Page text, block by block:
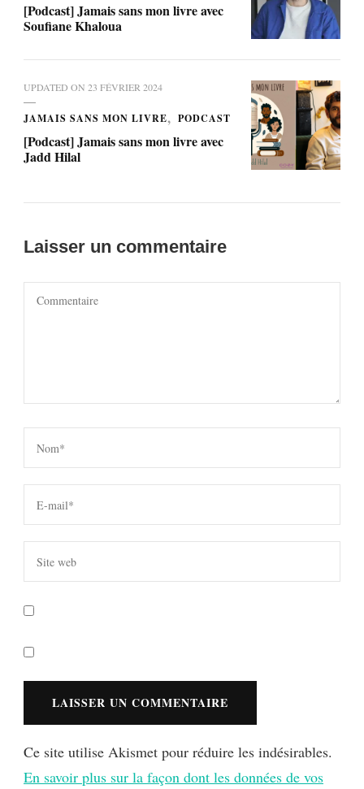
[Podcast] Jamais sans mon livre avec
Soufiane Khaloua
UPDATED ON 23 FÉVRIER 2024
JAMAIS SANS MON LIVRE PODCAST
[Podcast] Jamais sans mon livre avec
Jadd Hilal
Laisser un commentaire
Ce site utilise Akismet pour réduire les indésirables.
En savoir plus sur la façon dont les données de vos